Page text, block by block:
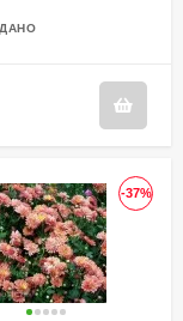
-37%